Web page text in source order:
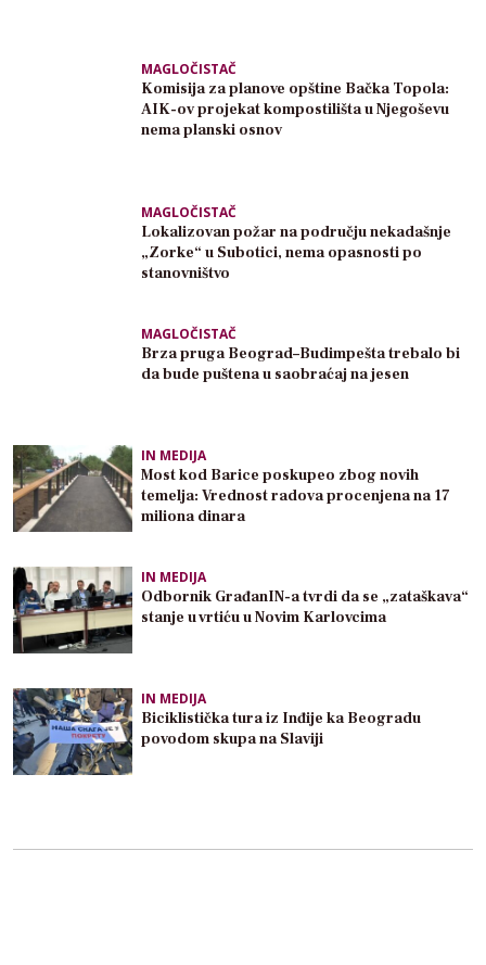
MAGLOČISTAČ
Komisija za planove opštine Bačka Topola:
AIK-ov projekat kompostilišta u Njegoševu
nema planski osnov
MAGLOČISTAČ
Lokalizovan požar na području nekadašnje
„Zorke“ u Subotici, nema opasnosti po
stanovništvo
MAGLOČISTAČ
Brza pruga Beograd–Budimpešta trebalo bi
da bude puštena u saobraćaj na jesen
IN MEDIJA
Most kod Barice poskupeo zbog novih
temelja: Vrednost radova procenjena na 17
miliona dinara
IN MEDIJA
Odbornik GrađanIN-a tvrdi da se „zataškava“
stanje u vrtiću u Novim Karlovcima
IN MEDIJA
Biciklistička tura iz Inđije ka Beogradu
povodom skupa na Slaviji